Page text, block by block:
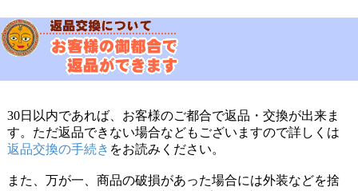
30日以内であれば、お客様のご都合で返品・交換が出来ま
す。ただ返品できない場合などもございますので詳しくは
返品交換の手続き をお読みください。
また、万が一、商品の破損があった場合には外装などを捨